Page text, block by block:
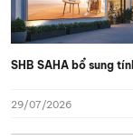
SHB SAHA bổ sung
29/07/2026